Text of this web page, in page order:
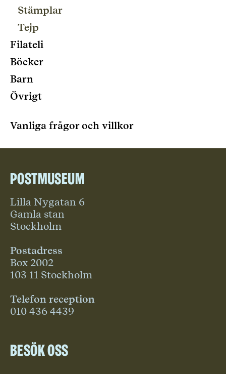
Stämplar
Tejp
Filateli
Böcker
Barn
Övrigt
Vanliga frågor och villkor
Postmuseum
Lilla Nygatan 6
Gamla stan
Stockholm
Postadress
Box 2002
103 11 Stockholm
Telefon reception
010 436 4439
Besök oss